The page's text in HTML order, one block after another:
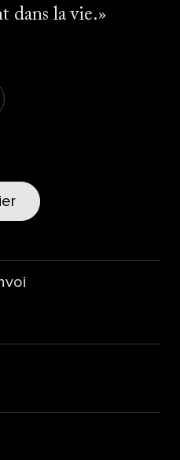
dans la vie.